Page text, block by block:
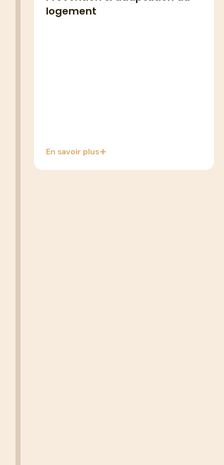
logement
En savoir plus
équipez-vous pour rester chez
vous en sécurité.